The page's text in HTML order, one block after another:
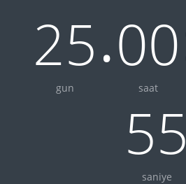
25
gun
.00
saat
55
saniye